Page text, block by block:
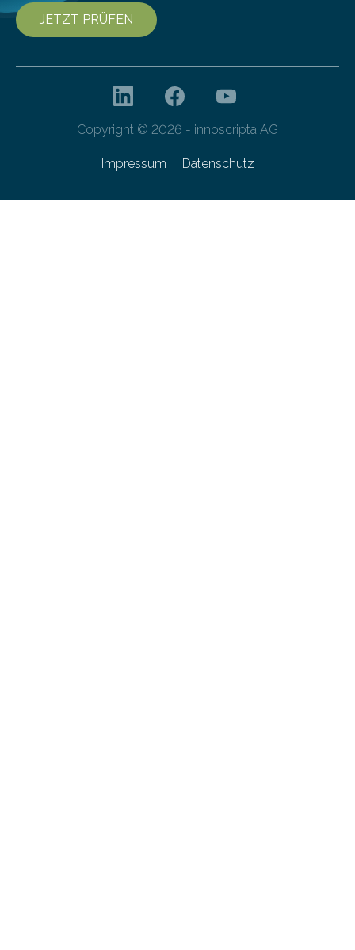
JETZT PRÜFEN
Copyright © 2026 - innoscripta AG
Impressum Datenschutz